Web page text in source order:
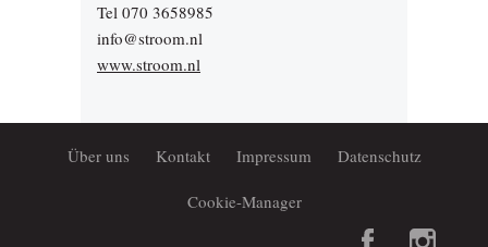
Tel 070 3658985
info@stroom.nl
www.stroom.nl
Über uns Kontakt Impressum Datenschutz
Cookie-Manager